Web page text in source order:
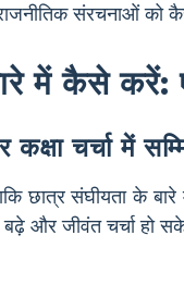
संरचनाओं
में कैसे करें:
कक्षा चर्चा में
छात्र संघीयता के
बढ़े और जीवंत चर्चा हो